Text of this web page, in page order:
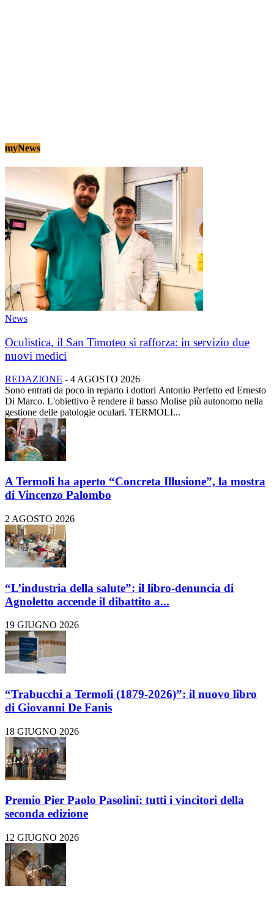
myNews
News
Oculistica, il San Timoteo si rafforza: in servizio due
nuovi medici
REDAZIONE - 4 AGOSTO 2026
Sono entrati da poco in reparto i dottori Antonio Perfetto ed Ernesto
Di Marco. L'obiettivo è rendere il basso Molise più autonomo nella
gestione delle patologie oculari. TERMOLI...
A Termoli ha aperto “Concreta Illusione”, la mostra
di Vincenzo Palombo
2 AGOSTO 2026
“L’industria della salute”: il libro-denuncia di
Agnoletto accende il dibattito a...
19 GIUGNO 2026
“Trabucchi a Termoli (1879-2026)”: il nuovo libro
di Giovanni De Fanis
18 GIUGNO 2026
Premio Pier Paolo Pasolini: tutti i vincitori della
seconda edizione
12 GIUGNO 2026